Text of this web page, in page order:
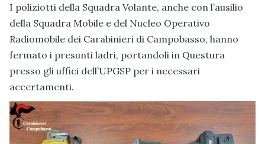
I poliziotti della Squadra Volante, anche con l’ausilio
della Squadra Mobile e del Nucleo Operativo
Radiomobile dei Carabinieri di Campobasso, hanno
fermato i presunti ladri, portandoli in Questura
presso gli uffici dell’UPGSP per i necessari
accertamenti.